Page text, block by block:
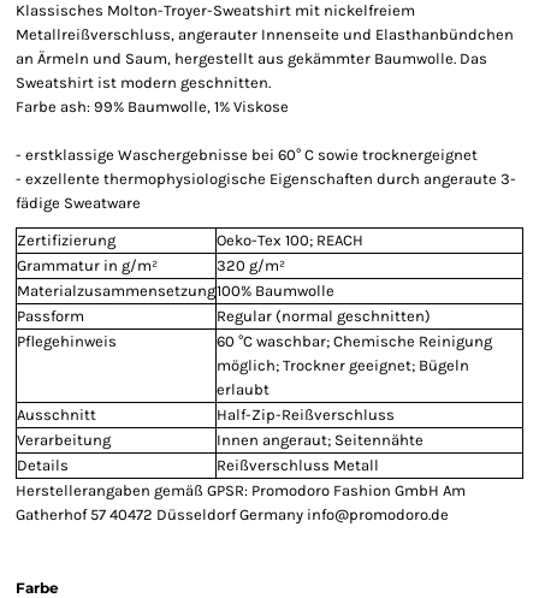
Klassisches Molton-Troyer-Sweatshirt mit nickelfreiem
Metallreißverschluss, angerauter Innenseite und Elasthanbündchen
an Ärmeln und Saum, hergestellt aus gekämmter Baumwolle. Das
Sweatshirt ist modern geschnitten.
Farbe ash: 99% Baumwolle, 1% Viskose
- erstklassige Waschergebnisse bei 60° C sowie trocknergeignet
- exzellente thermophysiologische Eigenschaften durch angeraute 3-
fädige Sweatware
Zertifizierung
Oeko-Tex 100; REACH
Grammatur in g/m²
320 g/m²
Materialzusammensetzung100% Baumwolle
Passform
Regular (normal geschnitten)
Pflegehinweis
60 °C waschbar; Chemische Reinigung
möglich; Trockner geeignet; Bügeln
erlaubt
Ausschnitt
Half-Zip-Reißverschluss
Verarbeitung
Innen angeraut; Seitennähte
Details
Reißverschluss Metall
Herstellerangaben gemäß GPSR: Promodoro Fashion GmbH Am
Gatherhof 57 40472 Düsseldorf Germany info@promodoro.de
Farbe